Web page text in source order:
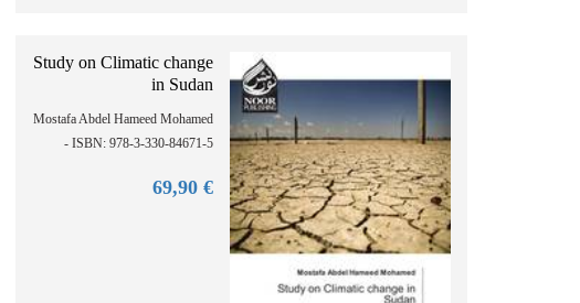
Study on Climatic change
in Sudan
Mostafa Abdel Hameed Mohamed
- ISBN: 978-3-330-84671-5
€ 69,
90